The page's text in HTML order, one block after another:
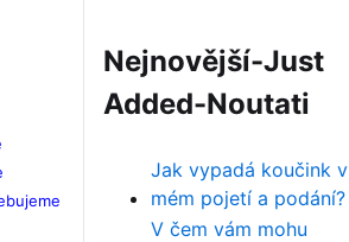
Nejnovější-Just
Added-Noutati
Jak vypadá koučink v
mém pojetí a podání?
V čem vám mohu